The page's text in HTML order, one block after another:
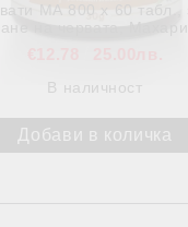
МА 800 х 60 табл.,
на червата,
В наличност